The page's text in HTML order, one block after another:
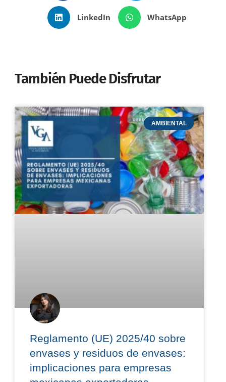
LinkedIn WhatsApp
También Puede Disfrutar
AMBIENTAL
Reglamento (UE) 2025/40 sobre
envases y residuos de envases:
implicaciones para empresas